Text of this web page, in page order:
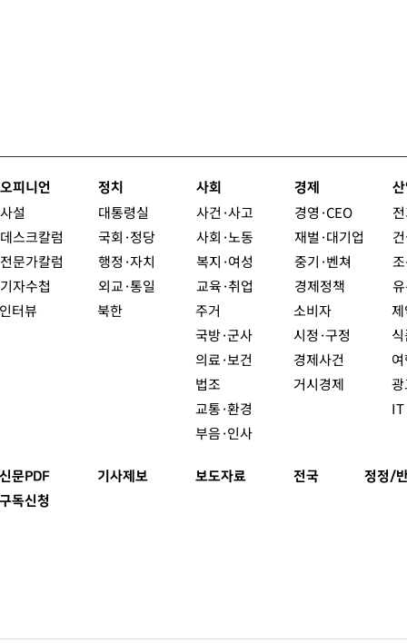
오피니언
사설
데스크칼럼
전문가칼럼
기자수첩
인터뷰
정치
대통령실
국회·정당
행정·자치
외교·통일
북한
사회
사건·사고
사회·노동
복지·여성
교육·취업
주거
국방·군사
의료·보건
법조
교통·환경
부음·인사
경제
경영·CEO
재벌·대기업
중기·벤쳐
경제정책
소비자
시정·구정
경제사건
거시경제
신문PDF
구독신청
기사제보 보도자료 전국 정정/